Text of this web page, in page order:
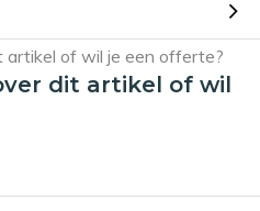
dit artikel of wil